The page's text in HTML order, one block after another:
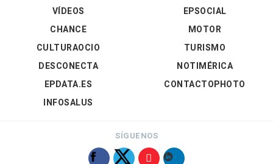
VÍDEOS
EPSOCIAL
CHANCE
CULTURAOCIO
DESCONECTA
EPDATA.ES
INFOSALUS
MOTOR
TURISMO
NOTIMÉRICA
CONTACTOPHOTO
SÍGUENOS